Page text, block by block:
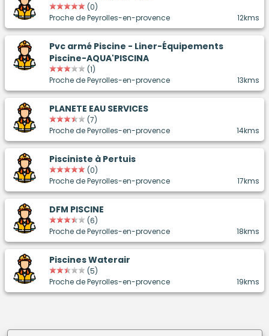
(0)
Proche de Peyrolles-en-provence
12kms
Pvc armé Piscine - Liner-Équipements
Piscine-AQUA'PISCINA
(1)
Proche de Peyrolles-en-provence
13kms
PLANETE EAU SERVICES
(7)
Proche de Peyrolles-en-provence
14kms
Pisciniste à Pertuis
(0)
Proche de Peyrolles-en-provence
17kms
DFM PISCINE
(6)
Proche de Peyrolles-en-provence
18kms
Piscines Waterair
(5)
Proche de Peyrolles-en-provence
19kms